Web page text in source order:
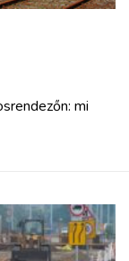
mi